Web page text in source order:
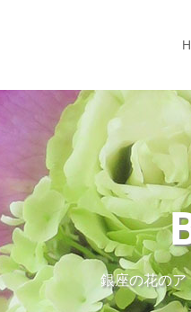
銀座の花の